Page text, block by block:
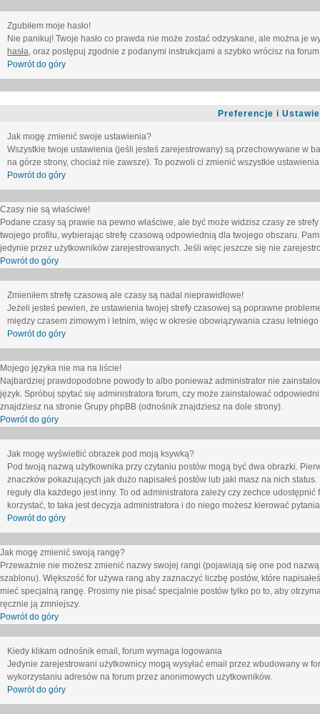
Zgubiłem moje hasło!
Nie panikuj! Twoje hasło co prawda nie może zostać odzyskane, ale można je
hasła, oraz postępuj zgodnie z podanymi instrukcjami a szybko wrócisz na forum
Powrót do góry
Preferencje i
Jak mogę zmienić swoje ustawienia?
Wszystkie twoje ustawienia (jeśli jesteś zarejestrowany) są przechowywane w
na górze strony, chociaż nie zawsze). To pozwoli ci zmienić wszystkie
Powrót do góry
Czasy nie są właściwe!
Podane czasy są prawie na pewno właściwe, ale być może widzisz czasy ze
twojego profilu, wybierając strefę czasową odpowiednią dla twojego obszaru.
jedynie przez użytkowników zarejestrowanych. Jeśli więc jeszcze się nie
Powrót do góry
Zmieniłem strefę czasową ale czasy są nadal nieprawidłowe!
Jeżeli jesteś pewien, że ustawienia twojej strefy czasowej są poprawne
między czasem zimowym i letnim, więc w okresie obowiązywania czasu
Powrót do góry
Mojego języka nie ma na liście!
Najbardziej prawdopodobne powody to albo ponieważ administrator nie
język. Spróbuj spytać się administratora forum, czy może zainstalować
znajdziesz na stronie Grupy phpBB (odnośnik znajdziesz na dole strony).
Powrót do góry
Jak mogę wyświetlić obrazek pod moją ksywką?
Pod twoją nazwą użytkownika przy czytaniu postów mogą być dwa obrazki.
znaczków pokazujących jak dużo napisałeś postów lub jaki masz na nich
reguły dla każdego jest inny. To od administratora zależy czy zechce
korzystać, to taka jest decyzja administratora i do niego możesz kierować
Powrót do góry
Jak mogę zmienić swoją rangę?
Przeważnie nie możesz zmienić nazwy swojej rangi (pojawiają się one pod
szablonu). Większość for używa rang aby zaznaczyć liczbę postów, które
mieć specjalną rangę. Prosimy nie pisać specjalnie postów tylko po to, aby
ręcznie ją zmniejszy.
Powrót do góry
Kiedy klikam odnośnik email, forum wymaga logowania
Jedynie zarejestrowani użytkownicy mogą wysyłać email przez wbudowany w
wykorzystaniu adresów na forum przez anonimowych użytkowników.
Powrót do góry